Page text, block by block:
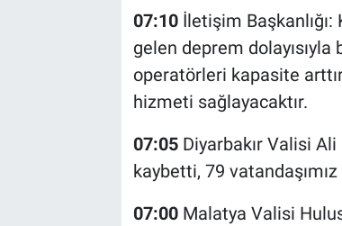
07:10İletişim Başkanlığı:
gelen deprem
operatörleri kapasite
hizmeti sağlayacaktır.
07:05Diyarbakır Valisi Ali
kaybetti, 79 vatandaşımız
07:00Malatya Valisi